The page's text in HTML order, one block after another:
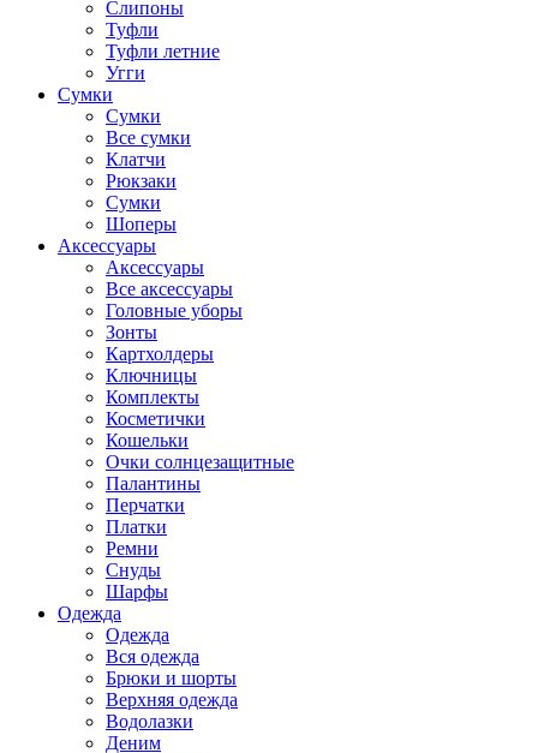
Слипоны
Туфли
Туфли летние
Угги
Сумки
Сумки
Все сумки
Клатчи
Рюкзаки
Сумки
Шоперы
Аксессуары
Аксессуары
Все аксессуары
Головные уборы
Зонты
Картхолдеры
Ключницы
Комплекты
Косметички
Кошельки
Очки солнцезащитные
Палантины
Перчатки
Платки
Ремни
Снуды
Шарфы
Одежда
Одежда
Вся одежда
Брюки и шорты
Верхняя одежда
Водолазки
Деним